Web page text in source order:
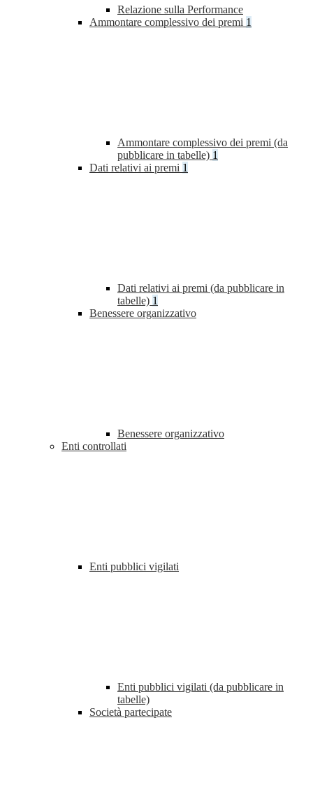
Relazione sulla Performance
Ammontare complessivo dei premi 1
Ammontare complessivo dei premi (da
pubblicare in tabelle) 1
Dati relativi ai premi 1
Dati relativi ai premi (da pubblicare in
tabelle) 1
Benessere organizzativo
Benessere organizzativo
Enti controllati
Enti pubblici vigilati
Enti pubblici vigilati (da pubblicare in
tabelle)
Società partecipate